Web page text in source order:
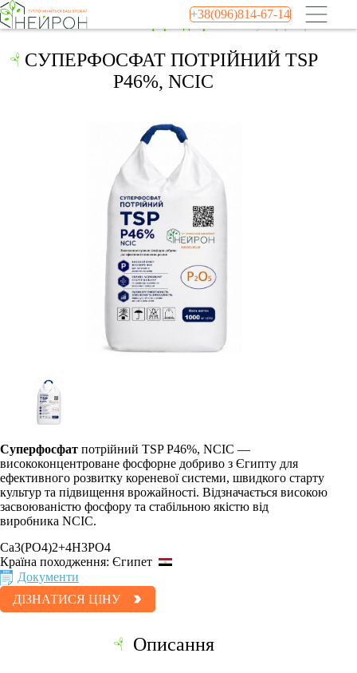
+38(096)814-67-14
Головна Каталог Фосфорні добрива Суперфосфат
СУПЕРФОСФАТ ПОТРІЙНИЙ TSP
P46%, NCIC
Суперфосфат потрійний TSP P46%, NCIC —
висококонцентроване фосфорне добриво з Єгипту для
ефективного розвитку кореневої системи, швидкого старту
культур та підвищення врожайності. Відзначається високою
засвоюваністю фосфору та стабільною якістю від
виробника NCIC.
Ca3(PO4)2+4H3PO4
Країна походження: Єгипет
Документи
ДІЗНАТИСЯ ЦІНУ
Описання